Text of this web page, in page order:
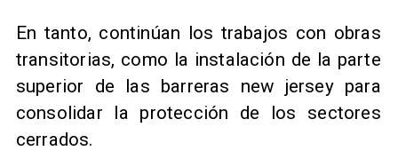
En tanto, continúan los trabajos con obras
transitorias, como la instalación de la parte
superior de las barreras new jersey para
consolidar la protección de los sectores
cerrados.